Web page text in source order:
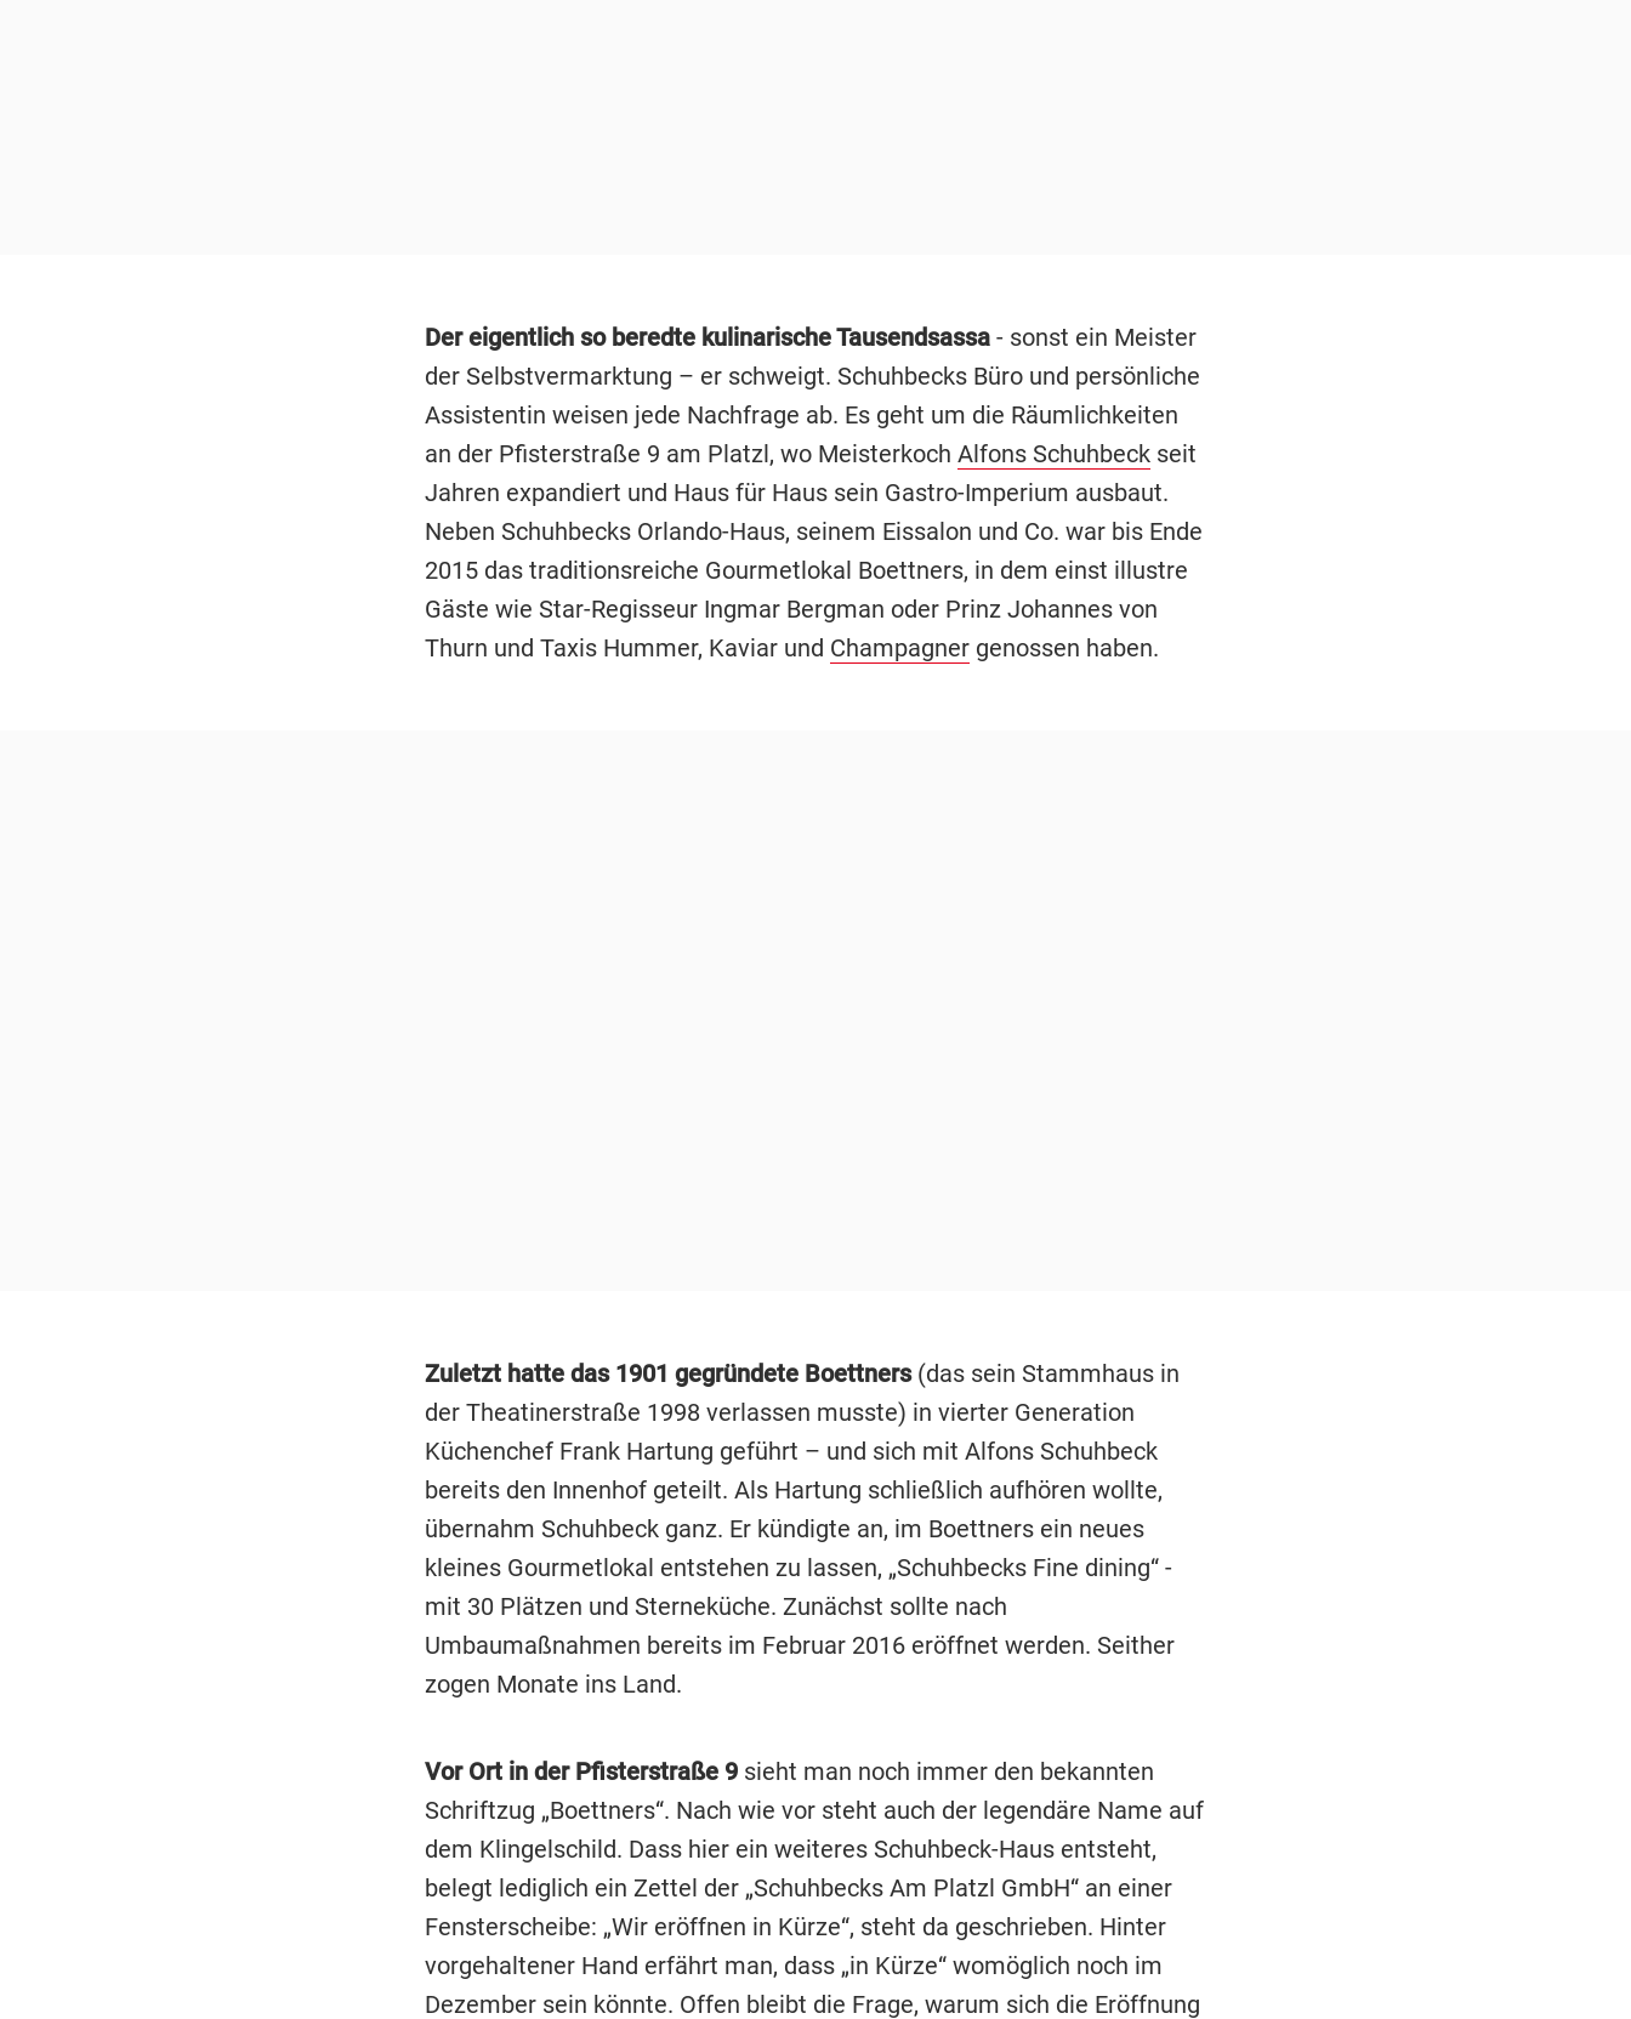
Der eigentlich so beredte kulinarische Tausendsassa- sonst ein Meister
der Selbstvermarktung – er schweigt. Schuhbecks Büro und persönliche
Assistentin weisen jede Nachfrage ab. Es geht um die Räumlichkeiten
an der Pfisterstraße 9 am Platzl, wo Meisterkoch Alfons Schuhbeckseit
Jahren expandiert und Haus für Haus sein Gastro-Imperium ausbaut.
Neben Schuhbecks Orlando-Haus, seinem Eissalon und Co. war bis Ende
2015 das traditionsreiche Gourmetlokal Boettners, in dem einst illustre
Gäste wie Star-Regisseur Ingmar Bergman oder Prinz Johannes von
Thurn und Taxis Hummer, Kaviar und Champagnergenossen haben.
Zuletzt hatte das 1901 gegründete Boettners(das sein Stammhaus in
der Theatinerstraße 1998 verlassen musste) in vierter Generation
Küchenchef Frank Hartung geführt – und sich mit Alfons Schuhbeck
bereits den Innenhof geteilt. Als Hartung schließlich aufhören wollte,
übernahm Schuhbeck ganz. Er kündigte an, im Boettners ein neues
kleines Gourmetlokal entstehen zu lassen, „Schuhbecks Fine dining“ -
mit 30 Plätzen und Sterneküche. Zunächst sollte nach
Umbaumaßnahmen bereits im Februar 2016 eröffnet werden. Seither
zogen Monate ins Land.
Vor Ort in der Pfisterstraße 9sieht man noch immer den bekannten
Schriftzug „Boettners“. Nach wie vor steht auch der legendäre Name auf
dem Klingelschild. Dass hier ein weiteres Schuhbeck-Haus entsteht,
belegt lediglich ein Zettel der „Schuhbecks Am Platzl GmbH“ an einer
Fensterscheibe: „Wir eröffnen in Kürze“, steht da geschrieben. Hinter
vorgehaltener Hand erfährt man, dass „in Kürze“ womöglich noch im
Dezember sein könnte. Offen bleibt die Frage, warum sich die Eröffnung